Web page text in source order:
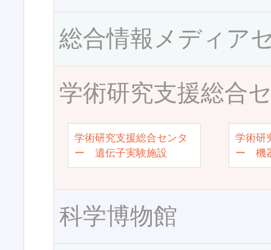
総合情報メディア
学術研究支援総合
学術研究支援総合センタ
ー 遺伝子実験施設
学術研
ー 機
科学博物館